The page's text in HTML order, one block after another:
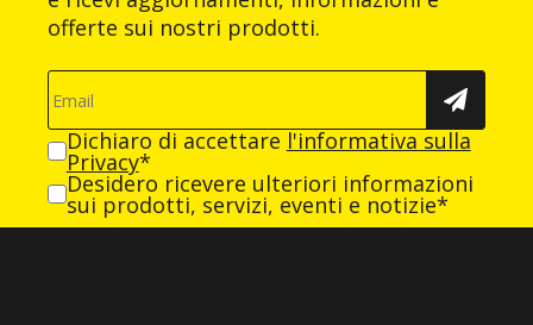
offerte sui nostri prodotti.
Dichiaro di accettare l'informativa sulla
Privacy*
Desidero ricevere ulteriori informazioni
sui prodotti, servizi, eventi e notizie*